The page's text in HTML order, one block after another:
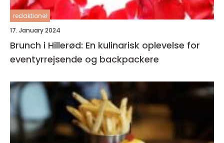
redaktionel
17. January 2024
Brunch i Hillerød: En kulinarisk oplevelse for
eventyrrejsende og backpackere